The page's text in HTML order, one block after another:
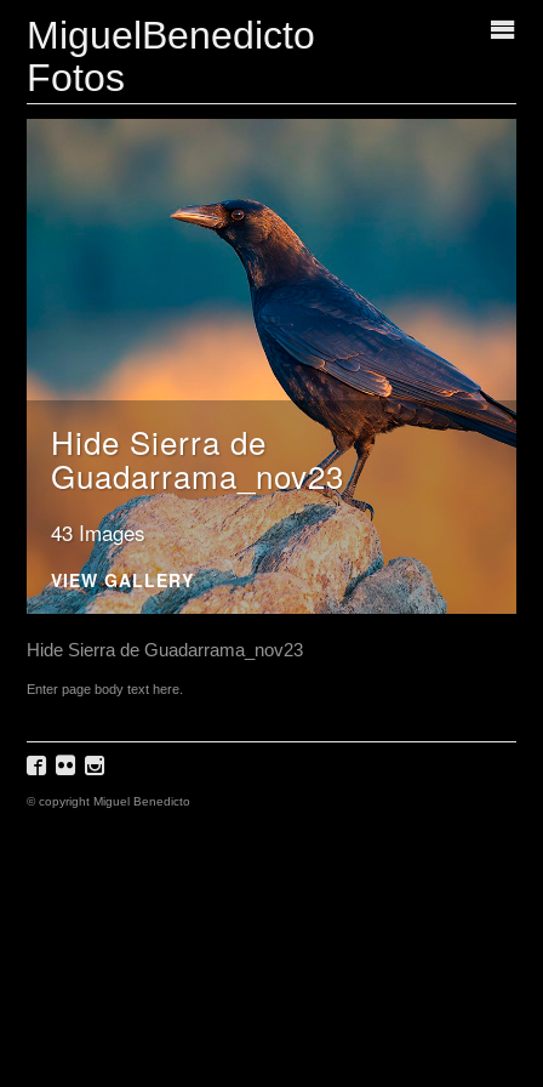
MiguelBenedicto
Fotos
Hide Sierra de
Guadarrama_nov23
43 Images
VIEW GALLERY
Hide Sierra de Guadarrama_nov23
Enter page body text here.
© copyright Miguel Benedicto